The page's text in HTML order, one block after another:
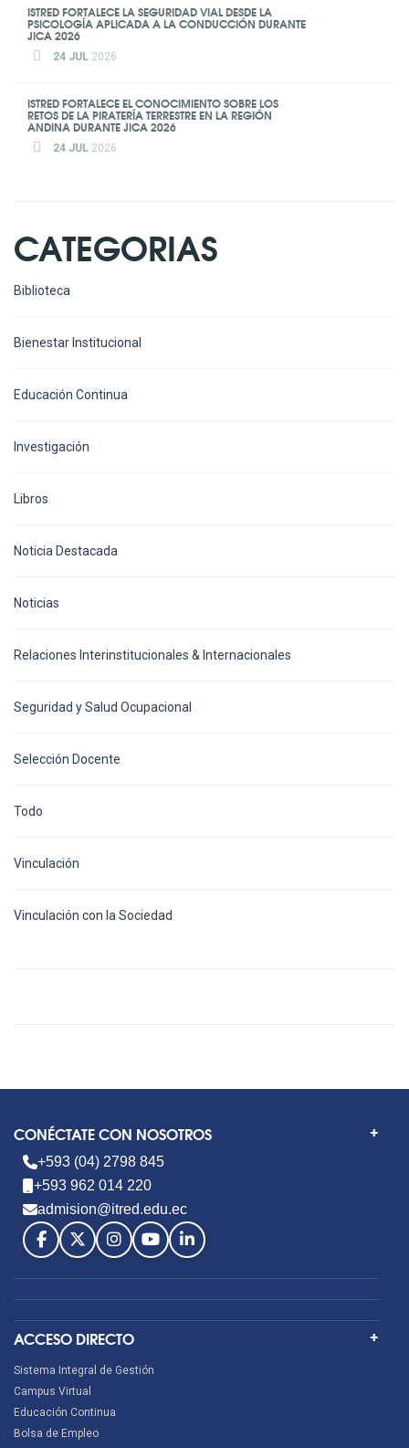
ISTRED FORTALECE LA SEGURIDAD VIAL DESDE LA
PSICOLOGÍA APLICADA A LA CONDUCCIÓN DURANTE
JICA 2026
24 JUL 2026
ISTRED FORTALECE EL CONOCIMIENTO SOBRE LOS
RETOS DE LA PIRATERÍA TERRESTRE EN LA REGIÓN
ANDINA DURANTE JICA 2026
24 JUL 2026
CATEGORIAS
Biblioteca
Bienestar Institucional
Educación Continua
Investigación
Libros
Noticia Destacada
Noticias
Relaciones Interinstitucionales & Internacionales
Seguridad y Salud Ocupacional
Selección Docente
Todo
Vinculación
Vinculación con la Sociedad
CONÉCTATE CON NOSOTROS
+593 (04) 2798 845
+593 962 014 220
admision@itred.edu.ec
ACCESO DIRECTO
Sistema Integral de Gestión
Campus Virtual
Educación Continua
Bolsa de Empleo